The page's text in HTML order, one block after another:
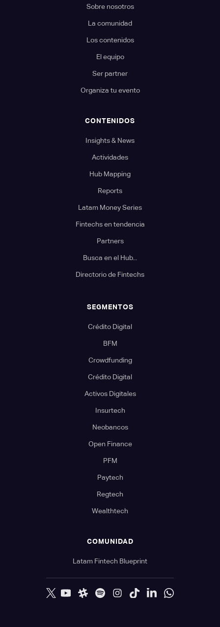
Sobre nosotros
La comunidad
Los contenidos
El equipo
Ser partner
Organiza tu evento
CONTENIDOS
Insights & News
Actividades
Hub Mapping
Reports
Latam Money Series
Fintechs en tendencia
Partners
Busca en el Hub...
Directorio de Fintechs
SEGMENTOS
Crédito Digital
BFM
Crowdfunding
Crédito Digital
Activos Digitales
Insurtech
Neobancos
Open Finance
PFM
Paytech
Regtech
Wealthtech
COMUNIDAD
Latam Fintech Blueprint